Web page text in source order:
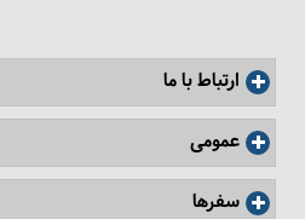
ارتباط با ما
عمومی
سفرها